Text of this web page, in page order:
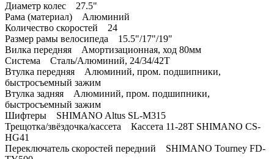
Диаметр колес 27.5"
Рама (материал) Алюминий
Количество скоростей 24
Размер рамы велосипеда 15.5"/17"/19"
Вилка передняя Амортизационная, ход 80мм
Система Сталь/Алюминий, 24/34/42Т
Втулка передняя Алюминий, пром. подшипники,
быстросъемный зажим
Втулка задняя Алюминий, пром. подшипники,
быстросъемный зажим
Шифтеры SHIMANO Altus SL-M315
Трещотка/звёздочка/кассета Кассета 11-28Т SHIMANO CS-
HG41
Переключатель скоростей передний SHIMANO Tourney FD-